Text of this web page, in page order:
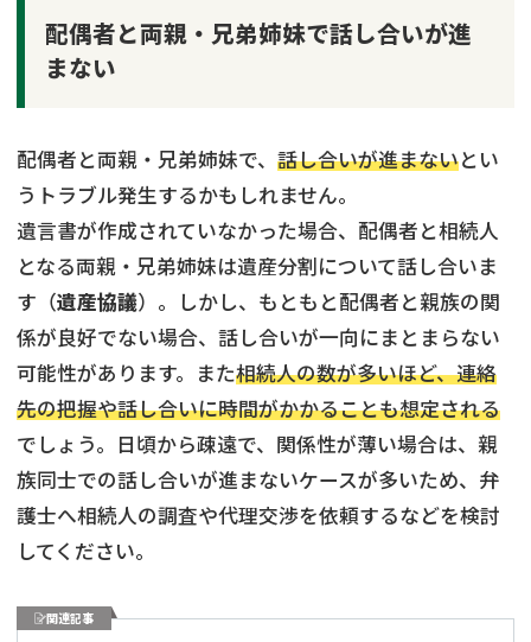
配偶者と両親・兄弟姉妹で話し合いが進
まない
配偶者と両親・兄弟姉妹で、 話し合いが進まないとい
うトラブル発生するかもしれません。
遺言書が作成されていなかった場合、配偶者と相続人
となる両親・兄弟姉妹は遺産分割について話し合いま
す（遺産協議）。しかし、もともと配偶者と親族の関
係が良好でない場合、話し合いが一向にまとまらない
可能性があります。また相続人の数が多いほど、連絡
先の把握や話し合いに時間がかかることも想定される
でしょう。日頃から疎遠で、関係性が薄い場合は、親
族同士での話し合いが進まないケースが多いため、弁
護士へ相続人の調査や代理交渉を依頼するなどを検討
してください。
関連記事